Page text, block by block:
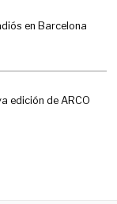
en Barcelona
edición de ARCO